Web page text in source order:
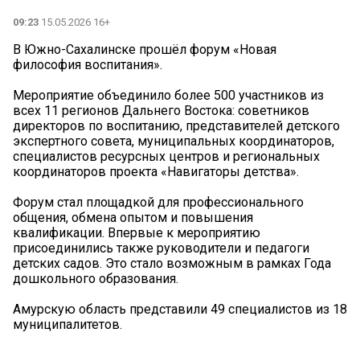
09:23 15.05.2026 16+
В Южно-Сахалинске прошёл форум «Новая
философия воспитания».
Мероприятие объединило более 500 участников из
всех 11 регионов Дальнего Востока: советников
директоров по воспитанию, представителей детского
экспертного совета, муниципальных координаторов,
специалистов ресурсных центров и региональных
координаторов проекта «Навигаторы детства».
Форум стал площадкой для профессионального
общения, обмена опытом и повышения
квалификации. Впервые к мероприятию
присоединились также руководители и педагоги
детских садов. Это стало возможным в рамках Года
дошкольного образования.
Амурскую область представили 49 специалистов из 18
муниципалитетов.